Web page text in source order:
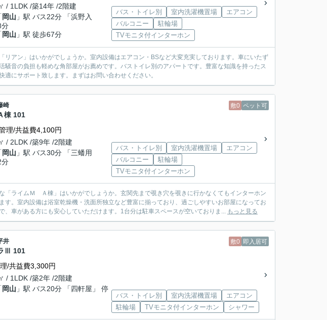
/ 1LDK /築14年 /2階建
岡山 」駅 バス22分 「浜野入
分
岡山 」駅 徒歩67分
バス・トイレ別 室内洗濯機置場
エアコン
バルコニー
駐輪場
TVモニタ付インターホン
リアン」はいかがでしょうか。室内設備はエアコン・BSなど大変充実しております。車にいたず
騒音の負担も軽めな角部屋がお薦めです。バストイレ別のアパートです。豊富な知識を持ったス
にサポート致します。まずはお問い合わせください。
敷0 ペット可
崎
棟 101
理/共益費4,100円
/ 2LDK /築9年 /2階建
岡山 」駅 バス30分 「三蟠用
分
バス・トイレ別 室内洗濯機置場
エアコン
バルコニー
駐輪場
TVモニタ付インターホン
「ライムＭ Ａ棟」はいかがでしょうか。玄関先まで覗き穴を覗きに行かなくてもインターホン
す。室内設備は浴室乾燥機・洗面所独立など豊富に揃っており、過ごしやすいお部屋になってお
、車がある方にも安心していただけます。1台分は駐車スペースが空いておりま... もっと見る
敷0 即入居可
井
Ⅲ 101
/共益費3,300円
/ 1LDK /築2年 /2階建
岡山 」駅 バス20分 「四軒屋」 停
バス・トイレ別 室内洗濯機置場
エアコン
駐輪場
TVモニタ付インターホン シャワー